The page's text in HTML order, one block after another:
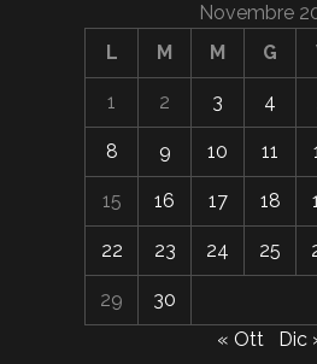
Novembre
L
M M G
1 2 3 4
8 9 10 11
15 16 17 18
22 23 24 25
29
30
« Ott
Dic